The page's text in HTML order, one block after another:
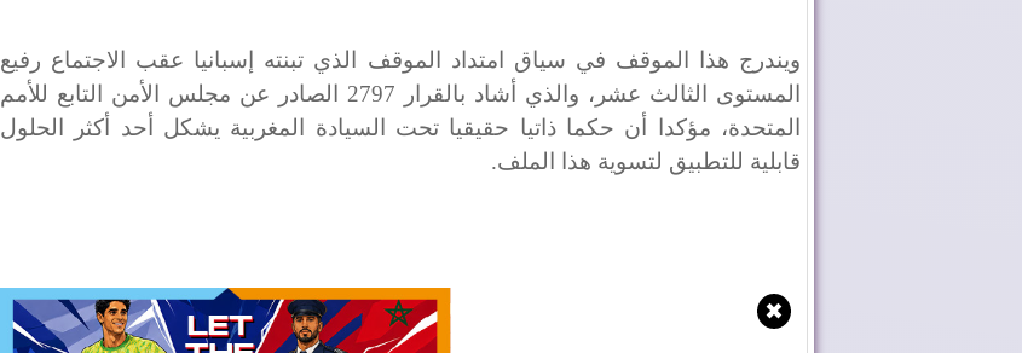
ويندرج هذا الموقف في سياق امتداد الموقف الذي تبنته إسبانيا عقب الاجتماع رفيع
المستوى الثالث عشر، والذي أشاد بالقرار 2797 الصادر عن مجلس الأمن التابع للأمم
المتحدة، مؤكدا أن حكما ذاتيا حقيقيا تحت السيادة المغربية يشكل أحد أكثر الحلول
قابلية للتطبيق لتسوية هذا الملف.
✖